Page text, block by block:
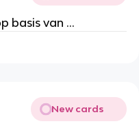
basis van …
New cards